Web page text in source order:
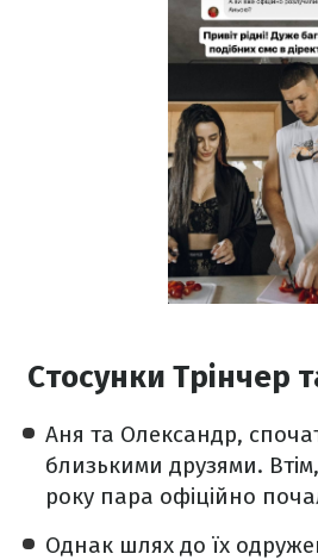
Стосунки Трінчер
Аня та Олександр,
близькими друзями.
року пара офіційно
Однак шлях до їх